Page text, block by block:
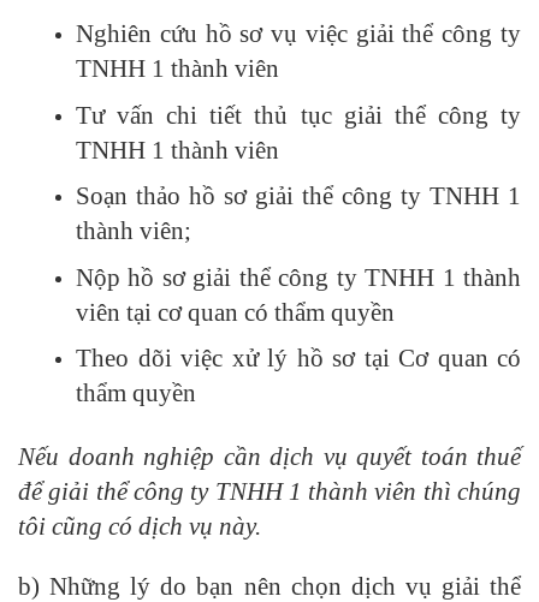
Nghiên cứu hồ sơ vụ việc giải thể công ty
TNHH 1 thành viên
Tư vấn chi tiết thủ tục giải thể công ty
TNHH 1 thành viên
Soạn thảo hồ sơ giải thể công ty TNHH 1
thành viên;
Nộp hồ sơ giải thể công ty TNHH 1 thành
viên tại cơ quan có thẩm quyền
Theo dõi việc xử lý hồ sơ tại Cơ quan có
thẩm quyền
Nếu doanh nghiệp cần dịch vụ quyết toán thuế
để giải thể công ty TNHH 1 thành viên thì chúng
tôi cũng có dịch vụ này.
b) Những lý do bạn nên chọn dịch vụ giải thể